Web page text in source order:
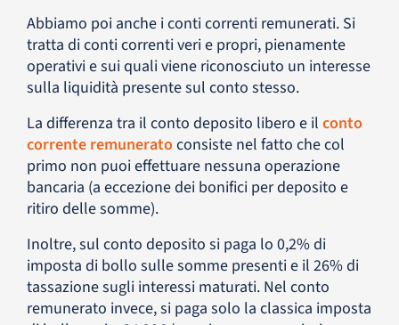
Abbiamo poi anche i conti correnti remunerati. Si
tratta di conti correnti veri e propri, pienamente
operativi e sui quali viene riconosciuto un interesse
sulla liquidità presente sul conto stesso.
La differenza tra il conto deposito libero e il conto
corrente remuneratoconsiste nel fatto che col
primo non puoi effettuare nessuna operazione
bancaria (a eccezione dei bonifici per deposito e
ritiro delle somme).
Inoltre, sul conto deposito si paga lo 0,2% di
imposta di bollo sulle somme presenti e il 26% di
tassazione sugli interessi maturati. Nel conto
remunerato invece, si paga solo la classica imposta